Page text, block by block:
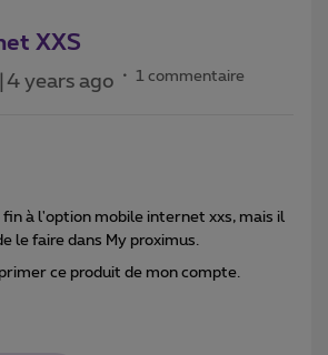
XXS
years ago 1 commentaire
à l'option mobile internet xxs, mais il
le faire dans My proximus.
ce produit de mon compte.